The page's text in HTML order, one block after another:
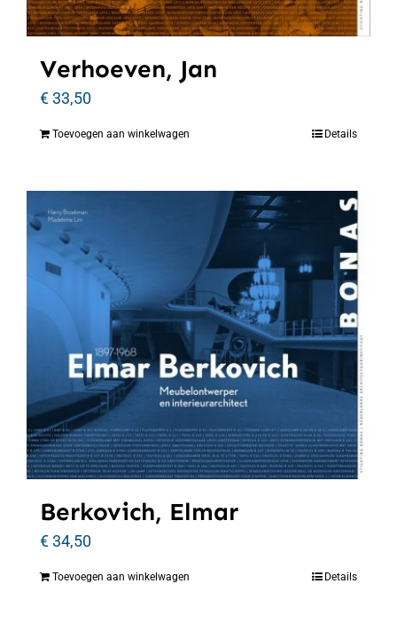
Verhoeven, Jan
€33,50
Toevoegen aan winkelwagen Details
Berkovich, Elmar
€34,50
Toevoegen aan winkelwagen Details